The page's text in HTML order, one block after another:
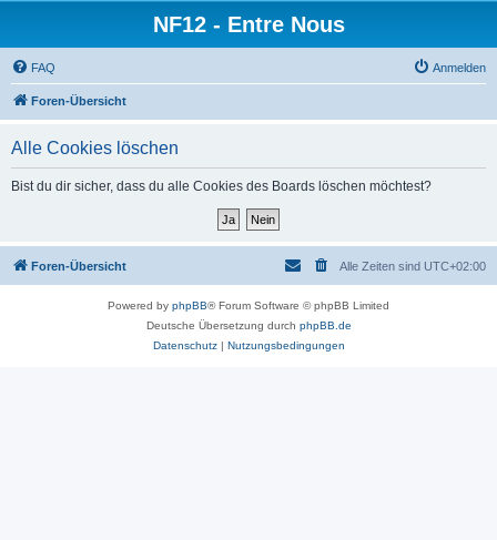
NF12 - Entre Nous
FAQ Anmelden
Foren-Übersicht
Alle Cookies löschen
Bist du dir sicher, dass du alle Cookies des Boards löschen möchtest?
Foren-Übersicht Alle Zeiten sind UTC+02:00
Powered by phpBB® Forum Software © phpBB Limited
Deutsche Übersetzung durch phpBB.de
Datenschutz| Nutzungsbedingungen